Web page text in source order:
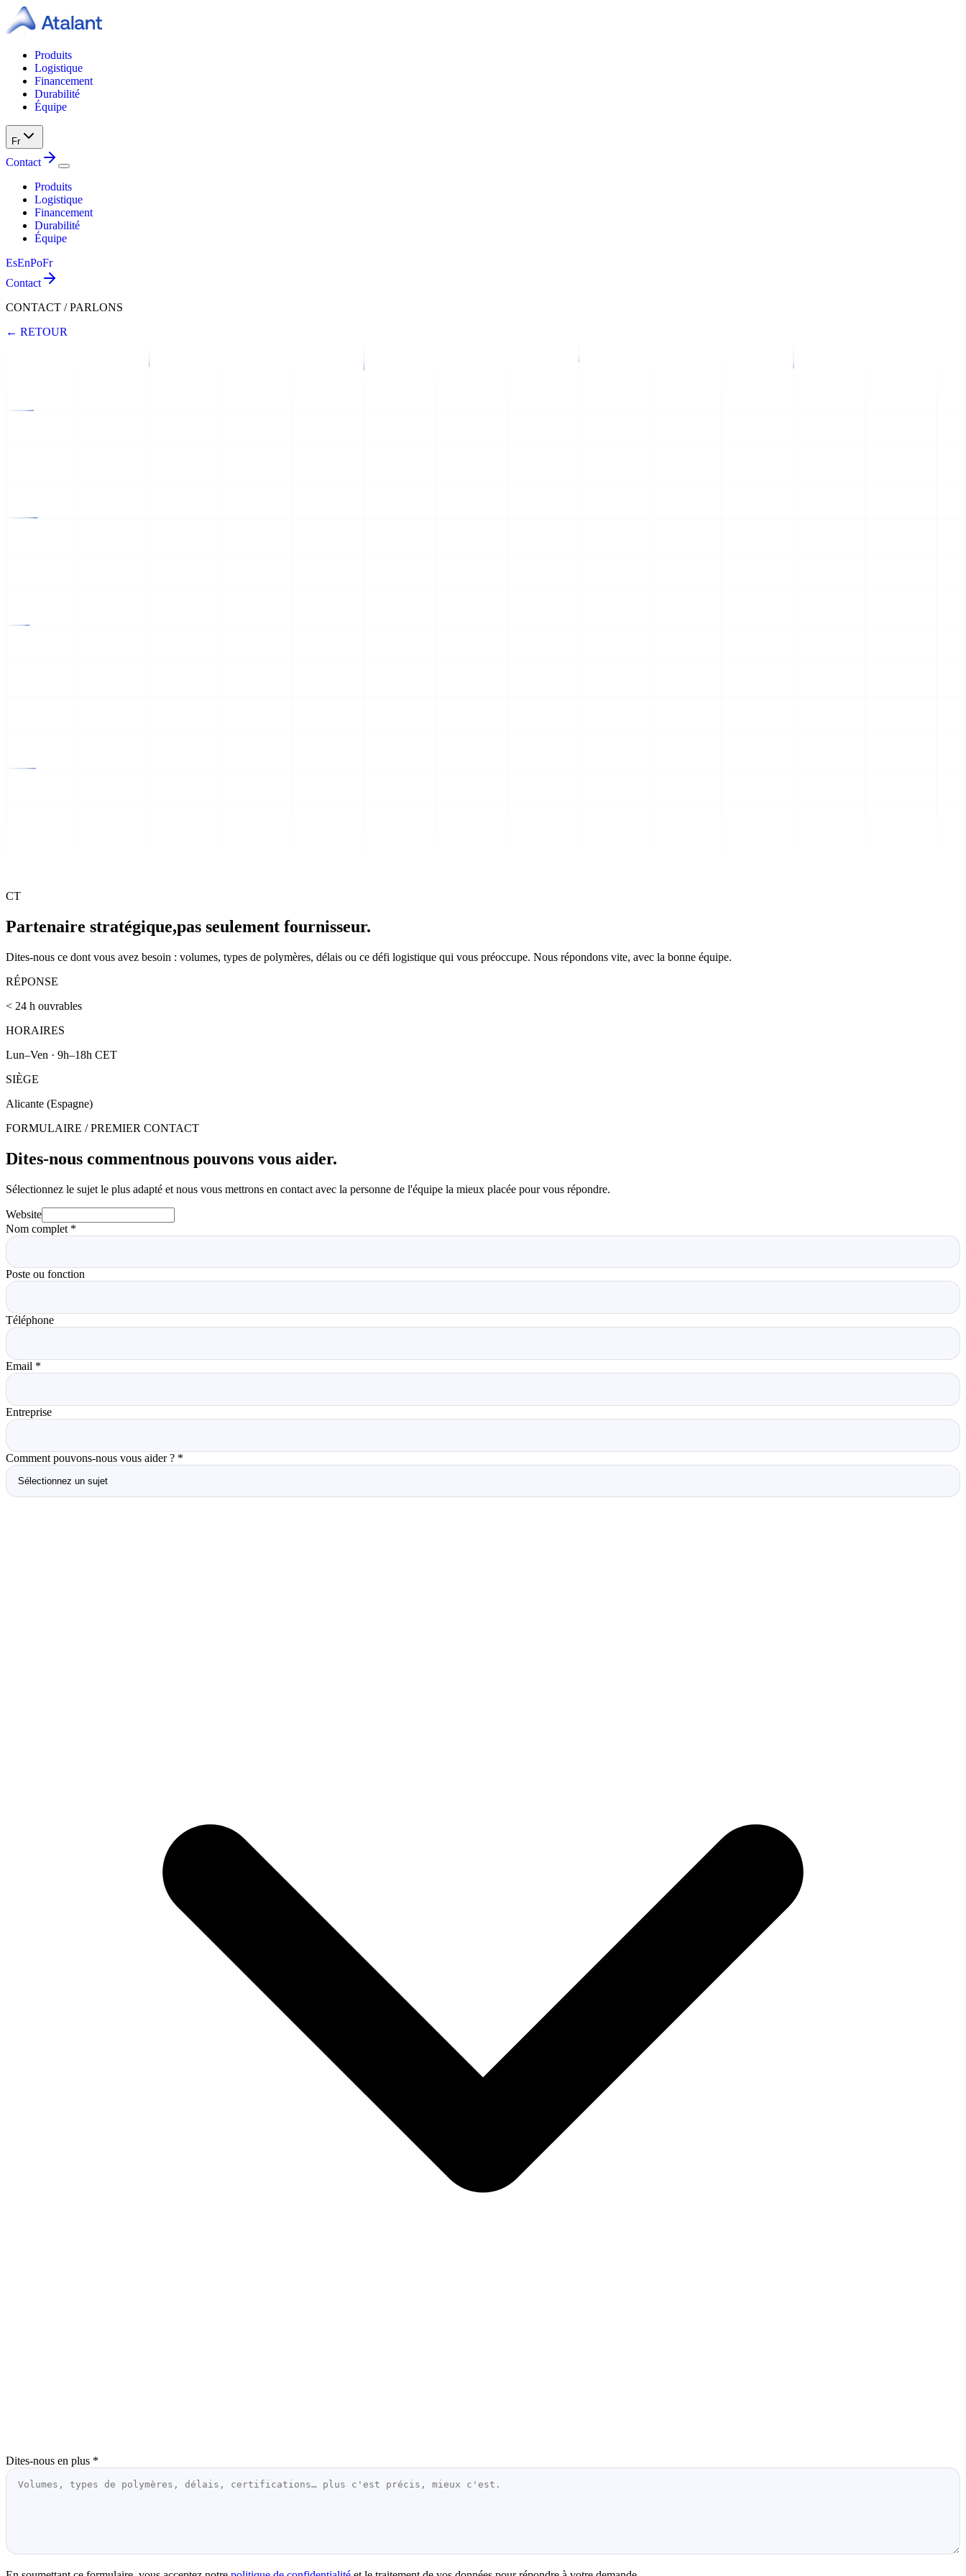
Produits
Logistique
Financement
Durabilité
Équipe
Fr
Contact
Produits
Logistique
Financement
Durabilité
Équipe
EsEnPoFr
Contact
CONTACT / PARLONS
← RETOUR
CT
Partenaire stratégique,pas seulement fournisseur.
Dites-nous ce dont vous avez besoin : volumes, types de polymères, délais ou ce défi logistique qui vous préoccupe. Nous répondons vite, avec la bonne équipe.
RÉPONSE
< 24 h ouvrables
HORAIRES
Lun–Ven · 9h–18h CET
SIÈGE
Alicante (Espagne)
FORMULAIRE / PREMIER CONTACT
Dites-nous commentnous pouvons vous aider.
Sélectionnez le sujet le plus adapté et nous vous mettrons en contact avec la personne de l'équipe la mieux placée pour vous répondre.
Website
Nom complet *
Poste ou fonction
Téléphone
Email *
Entreprise
Comment pouvons-nous vous aider ? *
Dites-nous en plus *